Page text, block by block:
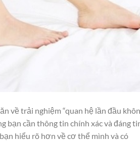
về trải nghiệm “quan hệ lần đầu
bạn cần thông tin chính xác và đáng
hiểu rõ hơn về cơ thể mình và có